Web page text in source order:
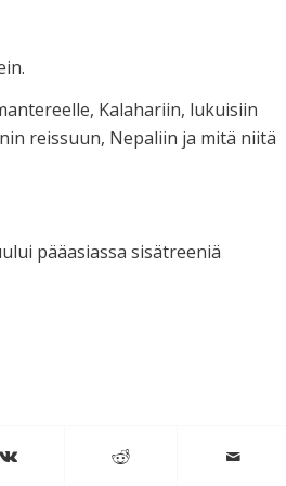
Kalahariin, lukuisiin
reissuun, Nepaliin ja mitä niitä
pääasiassa sisätreeniä